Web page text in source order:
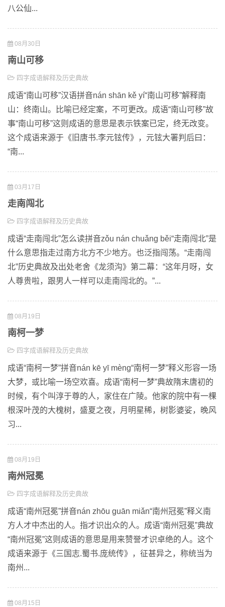
八公仙...
08月30日
南山可移
四字成语解释及历史典故
成语“南山可移”汉语拼音nán shān kě yí“南山可移”解释南
山：终南山。比喻已经定案，不可更改。成语“南山可移”故
事“南山可移”这则成语的意思是表示铁案已定，终无改变。
这个成语来源于《旧唐书.李元铉传》，元铉大署判后曰：
“南...
03月17日
走南闯北
四字成语解释及历史典故
成语“走南闯北”怎么读拼音zǒu nán chuǎng běi“走南闯北”是
什么意思指走过南方北方不少地方。也泛指闯荡。“走南闯
北”历史典故及出处老舍《龙须沟》第二幕：“这年月呀，女
人尊贵啦，跟男人一样可以走南闯北的。”...
08月19日
南柯一梦
四字成语解释及历史典故
成语“南柯一梦”拼音nán kē yī mèng“南柯一梦”释义形容一场
大梦，或比喻一场空欢喜。成语“南柯一梦”典故隋末唐初的
时候，有个叫淳于尊的人，家住在广陵。他家的院中有一棵
根深叶茂的大槐树，盛夏之夜，月明星稀，树影婆娑，晚风
习...
08月19日
南州冠冕
四字成语解释及历史典故
成语“南州冠冕”拼音nán zhōu guān miǎn“南州冠冕”释义南
方人才中杰出的人。指才识出众的人。成语“南州冠冕”典故
“南州冠冕”这则成语的意思是用来赞誉才识卓绝的人。这个
成语来源于《三国志.蜀书.庞统传》，征甚异之，称统当为
南州...
08月15日